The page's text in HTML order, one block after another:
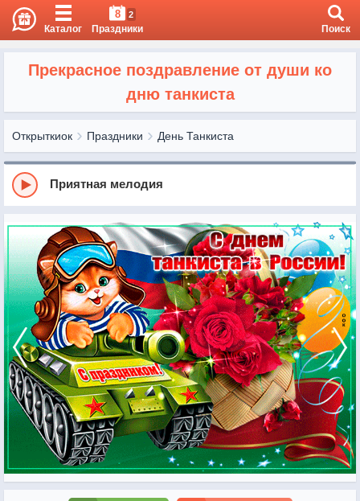
Каталог
8 2
Праздники Поиск
Прекрасное поздравление от души ко
дню танкиста
Открыткиок Праздники День Танкиста
Приятная мелодия